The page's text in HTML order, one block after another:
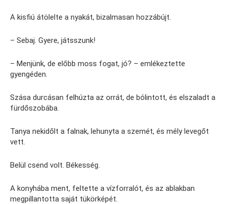
A kisfiú átölelte a nyakát, bizalmasan hozzábújt.
– Sebaj. Gyere, játsszunk!
– Menjünk, de előbb moss fogat, jó? – emlékeztette
gyengéden.
Szása durcásan felhúzta az orrát, de bólintott, és elszaladt a
fürdőszobába.
Tanya nekidőlt a falnak, lehunyta a szemét, és mély levegőt
vett.
Belül csend volt. Békesség.
A konyhába ment, feltette a vízforralót, és az ablakban
megpillantotta saját tükörképét.